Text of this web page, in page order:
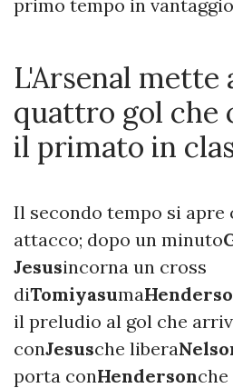
primo tempo in
L'Arsenal mette
quattro gol che
il primato in
Il secondo tempo si apre
attacco; dopo un minuto
Jesusincorna un cross
diTomiyasuma
il preludio al gol che
conJesusche libera
porta conHendersonche